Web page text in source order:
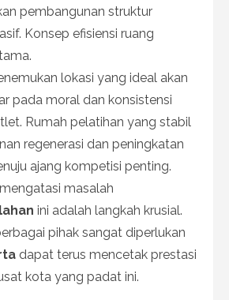
pembangunan struktur
Konsep efisiensi ruang
lokasi yang ideal akan
pada moral dan konsistensi
Rumah pelatihan yang stabil
regenerasi dan peningkatan
ajang kompetisi penting.
masalah
ini adalah langkah krusial.
pihak sangat diperlukan
dapat terus mencetak prestasi
kota yang padat ini.